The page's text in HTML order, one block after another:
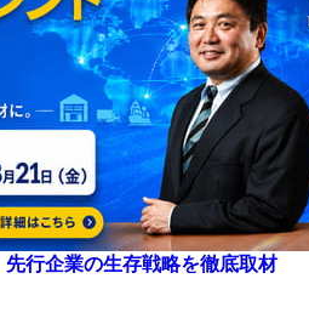
行企業の生存戦略を徹底取材